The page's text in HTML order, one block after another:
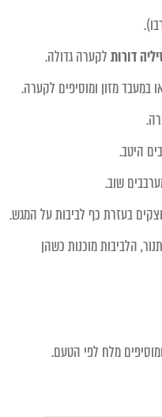
דורותלקערה גדולה.
במעבד מזון ומוסיפים לקערה.
היטב.
שוב.
בעזרת כף לביבות על המגש.
התנור, הלביבות מוכנות כשהן
מלח לפי הטעם.